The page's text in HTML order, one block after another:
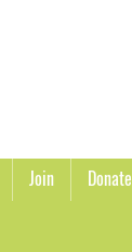
Join Donate